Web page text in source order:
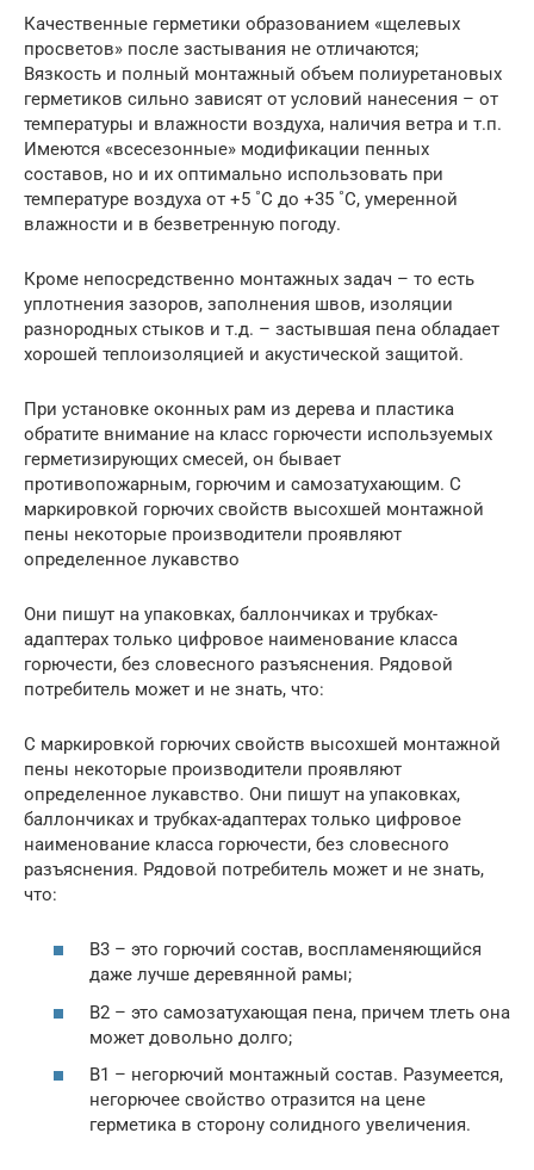
Качественные герметики образованием «щелевых
просветов» после застывания не отличаются;
Вязкость и полный монтажный объем полиуретановых
герметиков сильно зависят от условий нанесения – от
температуры и влажности воздуха, наличия ветра и т.п.
Имеются «всесезонные» модификации пенных
составов, но и их оптимально использовать при
температуре воздуха от +5 ˚C до +35 ˚C, умеренной
влажности и в безветренную погоду.
Кроме непосредственно монтажных задач – то есть
уплотнения зазоров, заполнения швов, изоляции
разнородных стыков и т.д. – застывшая пена обладает
хорошей теплоизоляцией и акустической защитой.
При установке оконных рам из дерева и пластика
обратите внимание на класс горючести используемых
герметизирующих смесей, он бывает
противопожарным, горючим и самозатухающим. С
маркировкой горючих свойств высохшей монтажной
пены некоторые производители проявляют
определенное лукавство
Они пишут на упаковках, баллончиках и трубках-
адаптерах только цифровое наименование класса
горючести, без словесного разъяснения. Рядовой
потребитель может и не знать, что:
С маркировкой горючих свойств высохшей монтажной
пены некоторые производители проявляют
определенное лукавство. Они пишут на упаковках,
баллончиках и трубках-адаптерах только цифровое
наименование класса горючести, без словесного
разъяснения. Рядовой потребитель может и не знать,
что:
B3 – это горючий состав, воспламеняющийся
даже лучше деревянной рамы;
B2 – это самозатухающая пена, причем тлеть она
может довольно долго;
B1 – негорючий монтажный состав. Разумеется,
негорючее свойство отразится на цене
герметика в сторону солидного увеличения.